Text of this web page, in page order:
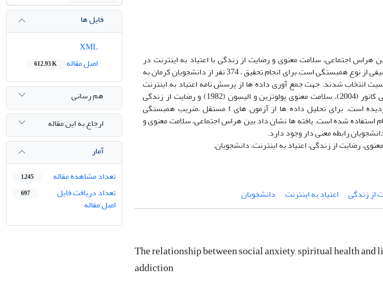
اجتماعی، سلامت معنوی و رضایت از زندگی با اعتیاد به اینترنت در
دانشجویان می باشد. روش تحقیق توصیفی از نوع همبستگی است.برای انجام تحقیق ، 374 نفر از دانشجویان کرمان به
انتخاب شدند. جهت جمع آوری داده ها از پرسش نامه اعتیاد به اینترنت
کیمبرلی یانگ (1996)، هراس اجتماعی کانور (2004)، سلامت معنوی پولوتزین و الیسون (1982) و رضایت از زندگی
داینر و همکاران (1985) استفاده گردیده است. برای تحلیل داده ها از آزمون های t مستقل ،ضریب همبستگی
استفاده شده است. یافته ها نشان داد بین هراس اجتماعی، سلامت معنوی و
رابطه معنی دار وجود دارد.
رضایت از زندگی، اعتیاد به اینترنت، دانشجویان.
از زندگی اعتیاد به اینترنت دانشجویان
The relationship between social anxiety, spiritual health
addiction
فایل ها
اصل مقاله
612.93 K
هم رسانی
ارجاع به این مقاله
آمار
تعداد مشاهده مقاله
1,245
تعداد دریافت فایل
اصل مقاله
697